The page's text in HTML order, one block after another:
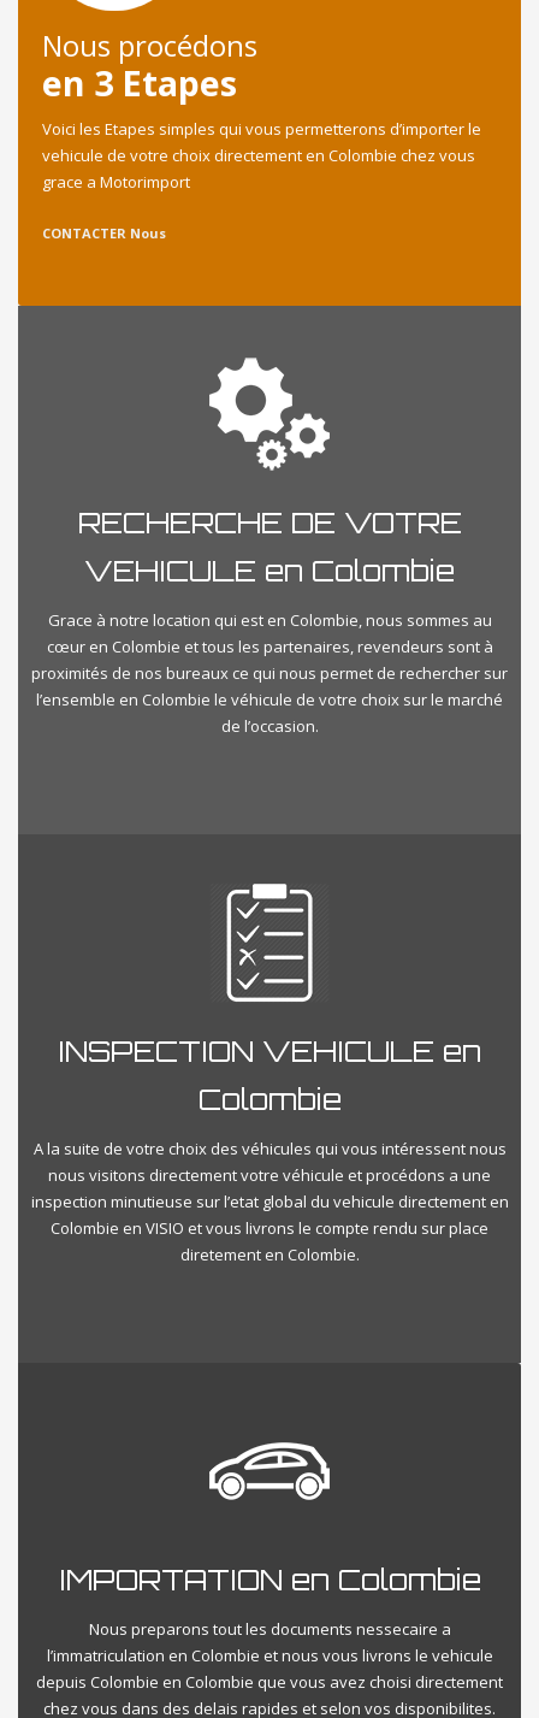
Nous procédons
en 3 Etapes
Voici les Etapes simples qui vous permetterons d’importer le
vehicule de votre choix directement en Colombie chez vous
grace a Motorimport
CONTACTER Nous
RECHERCHE DE VOTRE
VEHICULE en Colombie
Grace à notre location qui est en Colombie, nous sommes au
cœur en Colombie et tous les partenaires, revendeurs sont à
proximités de nos bureaux ce qui nous permet de rechercher sur
l’ensemble en Colombie le véhicule de votre choix sur le marché
de l’occasion.
INSPECTION VEHICULE en
Colombie
A la suite de votre choix des véhicules qui vous intéressent nous
nous visitons directement votre véhicule et procédons a une
inspection minutieuse sur l’etat global du vehicule directement en
Colombie en VISIO et vous livrons le compte rendu sur place
diretement en Colombie.
IMPORTATION en Colombie
Nous preparons tout les documents nessecaire a
l’immatriculation en Colombie et nous vous livrons le vehicule
depuis Colombie en Colombie que vous avez choisi directement
chez vous dans des delais rapides et selon vos disponibilites.